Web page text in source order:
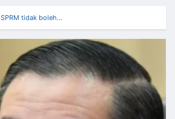
SPRM tidak boleh…